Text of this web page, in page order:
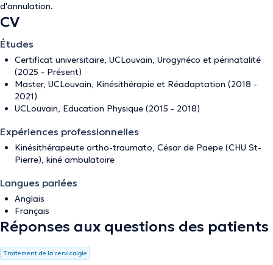
d'annulation.
CV
Études
Certificat universitaire, UCLouvain, Urogynéco et périnatalité
(2025 - Présent)
Master, UCLouvain, Kinésithérapie et Réadaptation (2018 -
2021)
UCLouvain, Education Physique (2015 - 2018)
Expériences professionnelles
Kinésithérapeute ortho-traumato, César de Paepe (CHU St-
Pierre), kiné ambulatoire
Langues parlées
Anglais
Français
Réponses aux questions des patients
Traitement de la cervicalgie